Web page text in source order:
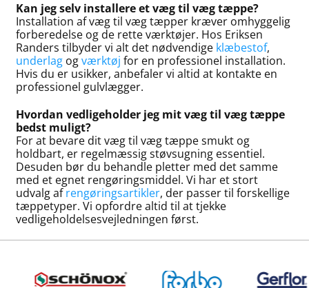
Kan jeg selv installere et væg til væg tæppe?
Installation af væg til væg tæpper kræver omhyggelig
forberedelse og de rette værktøjer. Hos Eriksen
Randers tilbyder vi alt det nødvendige klæbestof,
underlag ogværktøj for en professionel installation.
Hvis du er usikker, anbefaler vi altid at kontakte en
professionel gulvlægger.
Hvordan vedligeholder jeg mit væg til væg tæppe
bedst muligt?
For at bevare dit væg til væg tæppe smukt og
holdbart, er regelmæssig støvsugning essentiel.
Desuden bør du behandle pletter med det samme
med et egnet rengøringsmiddel. Vi har et stort
udvalg afrengøringsartikler, der passer til forskellige
tæppetyper. Vi opfordre altid til at tjekke
vedligeholdelsesvejledningen først.